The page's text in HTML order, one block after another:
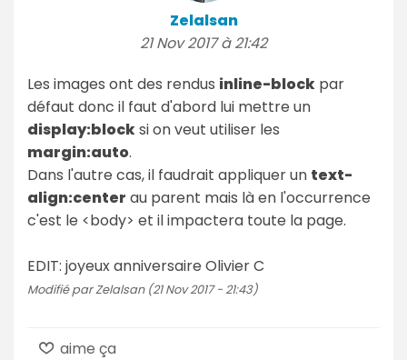
Zelalsan
21 Nov 2017 à 21:42
Les images ont des rendus inline-block par
défaut donc il faut d'abord lui mettre un
display:blocksi on veut utiliser les
margin:auto.
Dans l'autre cas, il faudrait appliquer un text-
align:center au parent mais là en l'occurrence
c'est le <body> et il impactera toute la page.
EDIT: joyeux anniversaire Olivier C
Modifié par Zelalsan (21 Nov 2017 - 21:43)
aime ça